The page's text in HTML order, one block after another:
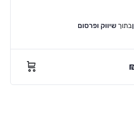
בתוך שיווק ופרסום